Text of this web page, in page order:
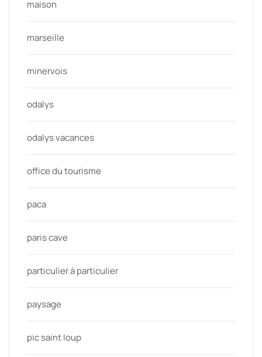
maison
marseille
minervois
odalys
odalys vacances
office du tourisme
paca
paris cave
particulier à particulier
paysage
pic saint loup